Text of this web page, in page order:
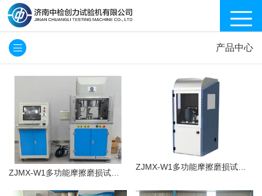
产品中心
ZJMX-W1多功能摩擦磨损试验机